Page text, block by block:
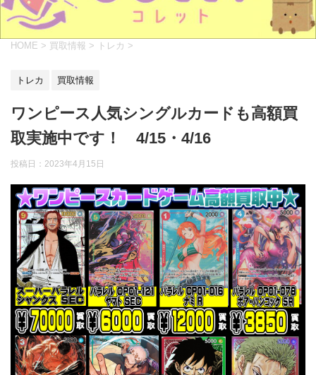
HOME > 買取情報 > トレカ >
トレカ 買取情報
ワンピース人気シングルカードも高額買
取実施中です！ 4/15・4/16
投稿日： 2023年4月15日